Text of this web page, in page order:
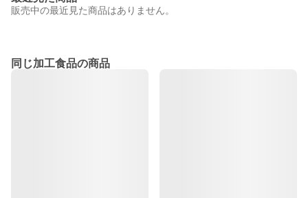
販売中の最近見た商品はありません。
同じ加工食品の商品